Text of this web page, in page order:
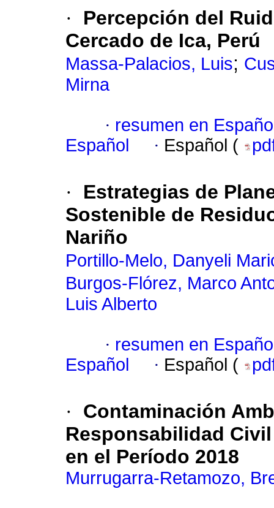
·
Percepción del
Cercado de Ica, Perú
Massa-Palacios, Luis;
Mirna
· resumen en
Español
· Español (
·
Estrategias de
Sostenible de
Nariño
Portillo-Melo, Danyeli
Burgos-Flórez, Marco
Luis Alberto
· resumen en
Español
· Español (
·
Contaminación
Responsabilidad
en el Período 2018
Murrugarra-Retamozo,